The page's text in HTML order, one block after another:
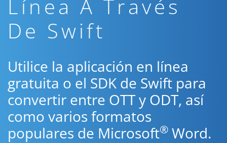
Línea A Través
De Swift
Utilice la aplicación en línea
gratuita o el SDK de Swift para
convertir entre OTT y ODT, así
como varios formatos
populares de Microsoft® Word.